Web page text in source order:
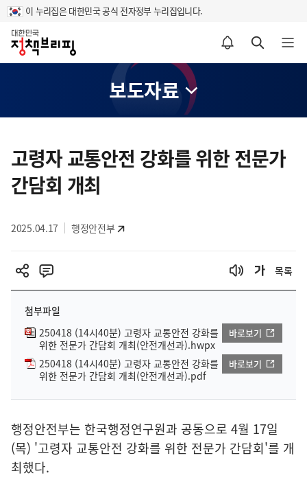
이 누리집은 대한민국 공식 전자정부 누리집입니다.
홈
알림설정 바로가기 검색 바로가기 메뉴 열기
보도자료
텐
츠
영
고령자 교통안전 강화를 위한 전문가
간담회 개최
2025.04.17 행정안전부
목록
첨부파일
250418 (14시40분) 고령자 교통안전 강화를
위한 전문가 간담회 개최(안전개선과).hwpx
바로보기
250418 (14시40분) 고령자 교통안전 강화를
위한 전문가 간담회 개최(안전개선과).pdf
바로보기
행정안전부는 한국행정연구원과 공동으로 4월 17일
(목) '고령자 교통안전 강화를 위한 전문가 간담회'를 개
최했다.